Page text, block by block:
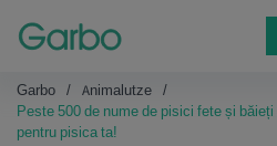
Garbo
Animalutze
Peste 500 de nume de pisici fete și
pentru pisica ta!